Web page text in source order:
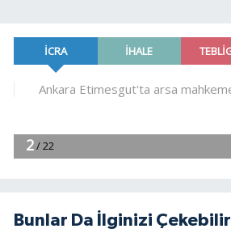
Bunlar Da İlginizi Çekebilir